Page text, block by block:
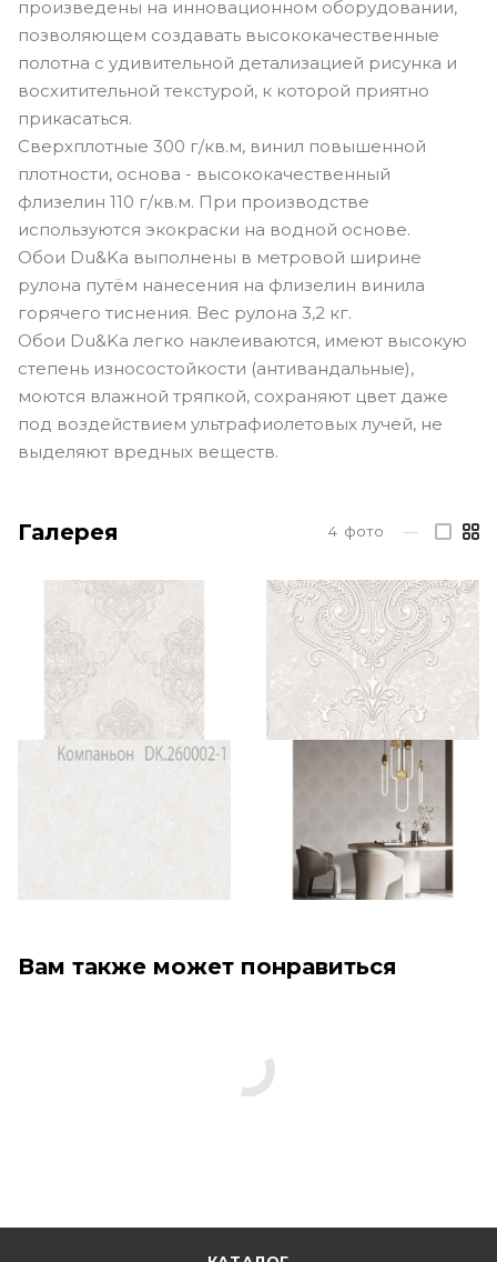
произведены на инновационном оборудовании,
позволяющем создавать высококачественные
полотна с удивительной детализацией рисунка и
восхитительной текстурой, к которой приятно
прикасаться.
Сверхплотные 300 г/кв.м, винил повышенной
плотности, основа - высококачественный
флизелин 110 г/кв.м. При производстве
используются экокраски на водной основе.
Обои Du&Ka выполнены в метровой ширине
рулона путём нанесения на флизелин винила
горячего тиснения. Вес рулона 3,2 кг.
Обои Du&Ka легко наклеиваются, имеют высокую
степень износостойкости (антивандальные),
моются влажной тряпкой, сохраняют цвет даже
под воздействием ультрафиолетовых лучей, не
выделяют вредных веществ.
Галерея 4 фото —
Вам также может понравиться